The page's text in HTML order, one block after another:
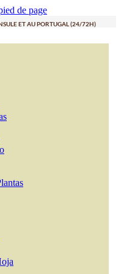
de page
ET AU PORTUGAL (24/72H)